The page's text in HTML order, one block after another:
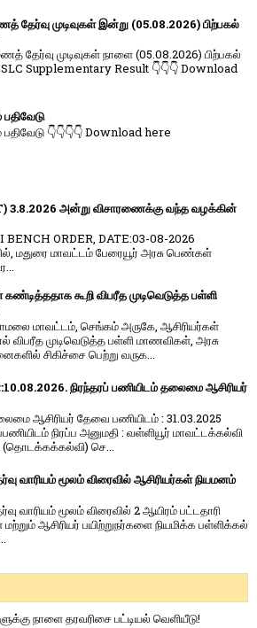
தேர்வு முடிவுகள் இன்று (05.08.2026) பிற்பகல்
தேர்வு முடிவுகள் நாளை (05.08.2026) பிற்பகல்
Supplementary Result 👇👇👇 Download
பதிவேடு 👇👇👇👇 Download here
3.8.2026 அன்று விசாரணைக்கு வந்த வழக்கின்
ORDER, DATE:03-08-2026
மதுரை மாவட்டம் பேரையூர் அரசு பெண்கள்
கூறி விபரீத முடிவெடுத்த பள்ளி
மாவட்டம், செங்கம் அருகே, ஆசிரியர்கள்
விபரீத முடிவெடுத்த பள்ளி மாணவிகள், அரசு
சிகிச்சை பெற்று வருக...
நிரந்தரப் பணியிடம் தலைமை ஆசிரியர்
ஆசிரியர் தேவை பணியிடம் : 31.03.2025
நிரப்ப அனுமதி : வள்ளியூர் மாவட்டக்கல்வி
(தொடக்கக்கல்வி) செ...
வாரியம் மூலம் விரைவில் ஆசிரியர்கள் நியமனம்
வாரி​யம் மூலம் விரை​வில் 2 ஆயிரம் பட்​ட​தாரி
ஆசிரியர் பயிற்றுநர்​களை நியமிக்க பள்​ளிக்​கல்​
நாளை தரவரிசை பட்டியல் வெளியீடு!